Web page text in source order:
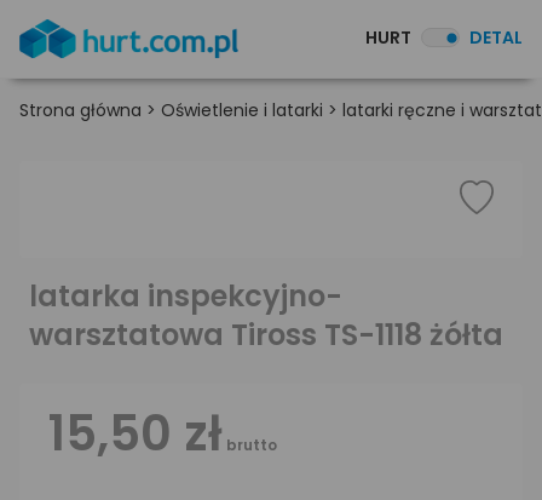
HURT DETAL
Strona główna > Oświetlenie i latarki > latarki ręczne i
latarka inspekcyjno-
warsztatowa Tiross TS-1118 żółta
15,50 zł brutto